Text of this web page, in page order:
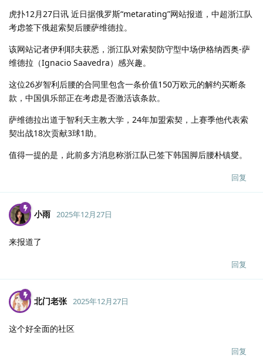
虎扑12月27日讯 近日据俄罗斯“metarating”网站报道，中超浙江队
考虑签下俄超索契后腰萨维德拉。
该网站记者伊利耶夫获悉，浙江队对索契防守型中场伊格纳西奥-萨
维德拉（Ignacio Saavedra）感兴趣。
这位26岁智利后腰的合同里包含一条价值150万欧元的解约买断条
款，中国俱乐部正在考虑是否激活该条款。
萨维德拉出道于智利天主教大学，24年加盟索契，上赛季他代表索
契出战18次贡献3球1助。
值得一提的是，此前多方消息称浙江队已签下韩国脚后腰朴镇燮。
回复
小雨 2025年12月27日
来报道了
回复
北门老张 2025年12月27日
这个好全面的社区
回复